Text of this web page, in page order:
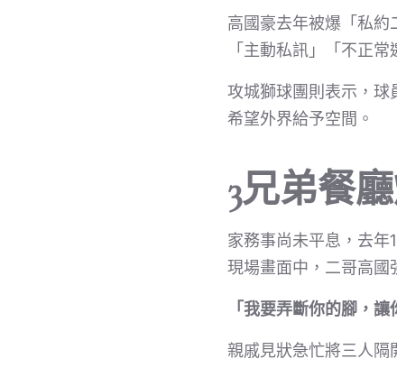
高國豪去年被爆「私
「主動私訊」「不正
攻城獅球團則表示，球
希望外界給予空間。
3兄弟餐
家務事尚未平息，去年
現場畫面中，二哥高國
「我要弄斷你的腳，讓
親戚見狀急忙將三人隔